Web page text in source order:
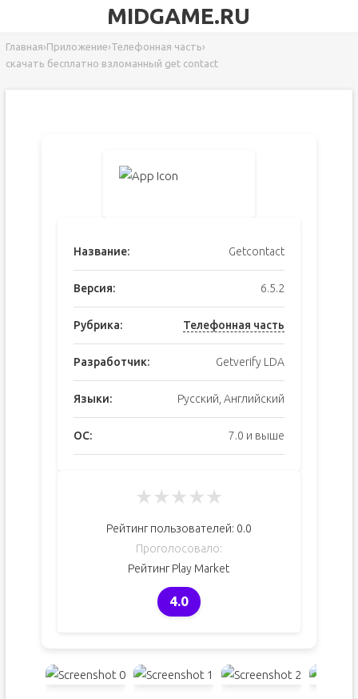
MIDGAME.RU
Главная›Приложение›Телефонная часть›
скачать бесплатно взломанный get contact
Название: Getcontact
Версия: 6.5.2
Рубрика: Телефонная часть
Разработчик: Getverify LDA
Языки: Русский, Английский
ОС: 7.0 и выше
★★★★★
Рейтинг пользователей: 0.0
Проголосовало:
Рейтинг Play Market
4.0